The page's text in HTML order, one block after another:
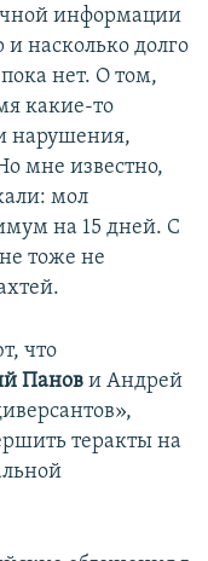
информации
и насколько долго
нет. О том,
какие-то
нарушения,
мне известно,
мол
на 15 дней. С
тоже не
что
Панов и Андрей
теракты на